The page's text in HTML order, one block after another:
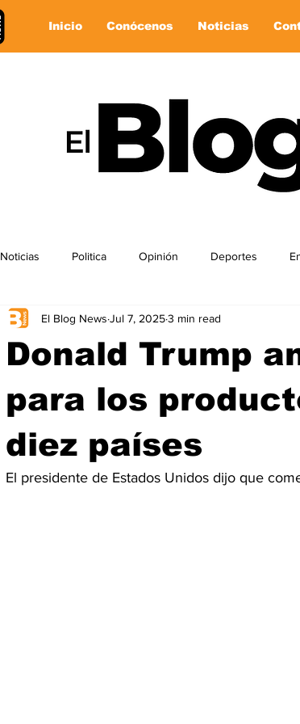
Inicio Conócenos Noticias
Noticias Politica Opinión Deportes
Donald Trump
para los
diez países
El Blog News Jul 7, 20253 min read
El presidente de Estados Unidos dijo que